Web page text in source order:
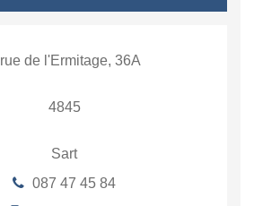
rue de l'Ermitage, 36A
4845
Sart
087 47 45 84